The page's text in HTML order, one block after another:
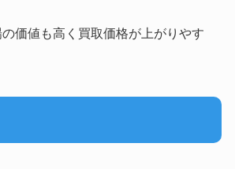
価値も高く買取価格が上がりやす